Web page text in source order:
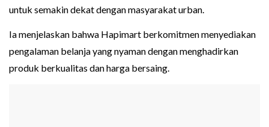
untuk semakin dekat dengan masyarakat urban.
Ia menjelaskan bahwa Hapimart berkomitmen menyediakan
pengalaman belanja yang nyaman dengan menghadirkan
produk berkualitas dan harga bersaing.